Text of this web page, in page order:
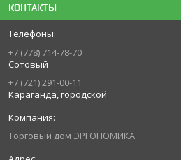
КОНТАКТЫ
+7 (778) 714-78-70
Сотовый
+7 (721) 291-00-11
Караганда, городской
Торговый дом ЭРГОНОМИКА